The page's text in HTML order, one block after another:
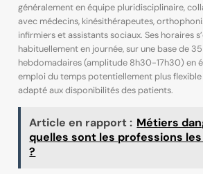
généralement en équipe pluridisciplinaire,
avec médecins, kinésithérapeutes,
infirmiers et assistants sociaux. Ses horaires
habituellement en journée, sur une base de
hebdomadaires (amplitude 8h30-17h30) en
emploi du temps potentiellement plus flexible
adapté aux disponibilités des patients.
Article en rapport : Métiers
quelles sont les professions
?